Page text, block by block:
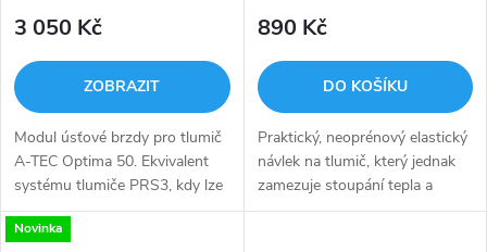
3 050 Kč
ZOBRAZIT
Modul úsťové brzdy pro tlumič
A-TEC Optima 50. Ekvivalent
systému tlumiče PRS3, kdy lze
výrazně snížit zpětný ráz při
zachování vysoké účinnosti
890 Kč
DO KOŠÍKU
Praktický, neoprénový elastický
návlek na tlumič, který jednak
zamezuje stoupání tepla a
jednak např. při šoulání lesem
Novinka